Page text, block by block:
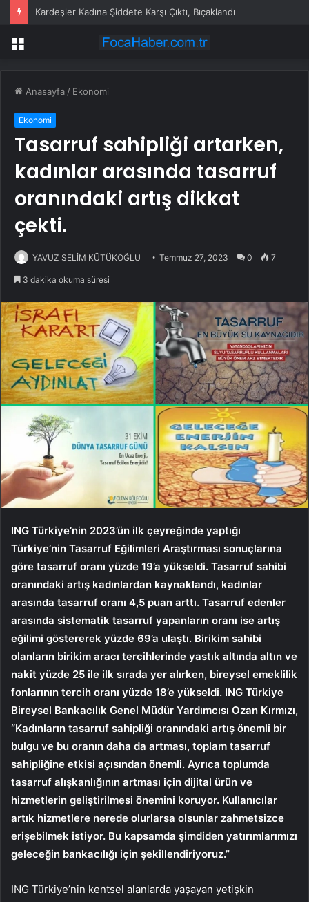
Kardeşler Kadına Şiddete Karşı Çıktı, Bıçaklandı
Menü
Anasayfa / Ekonomi
Ekonomi
Tasarruf sahipliği artarken,
kadınlar arasında tasarruf
oranındaki artış dikkat
çekti.
YAVUZ SELİM KÜTÜKOĞLU Temmuz 27, 2023 0 7
3 dakika okuma süresi
ING Türkiye’nin 2023’ün ilk çeyreğinde yaptığı
Türkiye’nin Tasarruf Eğilimleri Araştırması sonuçlarına
göre tasarruf oranı yüzde 19’a yükseldi. Tasarruf sahibi
oranındaki artış kadınlardan kaynaklandı, kadınlar
arasında tasarruf oranı 4,5 puan arttı. Tasarruf edenler
arasında sistematik tasarruf yapanların oranı ise artış
eğilimi göstererek yüzde 69’a ulaştı. Birikim sahibi
olanların birikim aracı tercihlerinde yastık altında altın ve
nakit yüzde 25 ile ilk sırada yer alırken, bireysel emeklilik
fonlarının tercih oranı yüzde 18’e yükseldi. ING Türkiye
Bireysel Bankacılık Genel Müdür Yardımcısı Ozan Kırmızı,
“Kadınların tasarruf sahipliği oranındaki artış önemli bir
bulgu ve bu oranın daha da artması, toplam tasarruf
sahipliğine etkisi açısından önemli. Ayrıca toplumda
tasarruf alışkanlığının artması için dijital ürün ve
hizmetlerin geliştirilmesi önemini koruyor. Kullanıcılar
artık hizmetlere nerede olurlarsa olsunlar zahmetsizce
erişebilmek istiyor. Bu kapsamda şimdiden yatırımlarımızı
geleceğin bankacılığı için şekillendiriyoruz.”
ING Türkiye’nin kentsel alanlarda yaşayan yetişkin